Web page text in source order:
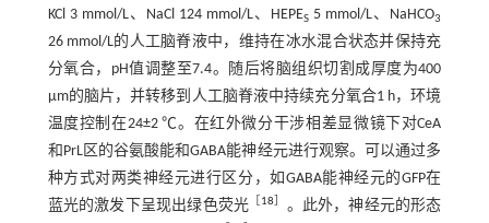
KCl 3 mmol/L、NaCl 124 mmol/L、HEPES 5 mmol/L、NaHCO3
26 mmol/L的人工脑脊液中，维持在冰水混合状态并保持充
分氧合，pH值调整至7.4。随后将脑组织切割成厚度为400
μm的脑片，并转移到人工脑脊液中持续充分氧合1 h，环境
温度控制在24±2 ℃。在红外微分干涉相差显微镜下对CeA
和PrL区的谷氨酸能和GABA能神经元进行观察。可以通过多
种方式对两类神经元进行区分，如GABA能神经元的GFP在
蓝光的激发下呈现出绿色荧光
18 。此外，神经元的形态